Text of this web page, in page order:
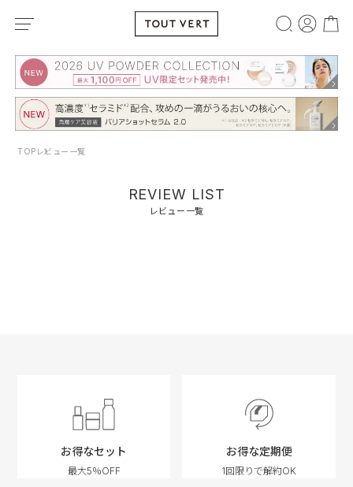
TOP レビュー一覧
REVIEW LIST
レビュー一覧
お得なセット
最大5％OFF
お得な定期便
1回限りで解約OK